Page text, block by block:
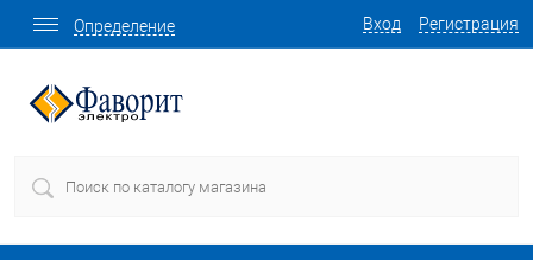
Вход Регистрация
Определение